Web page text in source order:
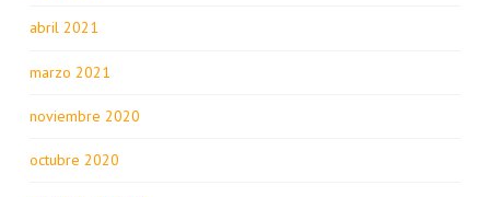
abril 2021
marzo 2021
noviembre 2020
octubre 2020